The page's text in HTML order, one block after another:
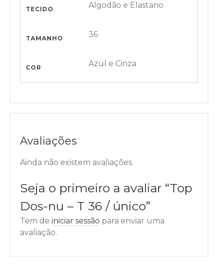
TECIDO Algodão e Elastano
TAMANHO 36
COR Azul e Cinza
Avaliações
Ainda não existem avaliações.
Seja o primeiro a avaliar “Top
Dos-nu – T 36 / único”
Tem de iniciar sessão para enviar uma
avaliação.